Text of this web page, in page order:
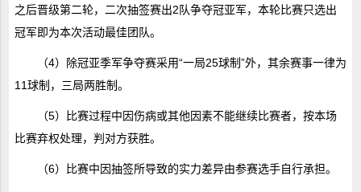
之后晋级第二轮，二次抽签赛出2队争夺冠亚军，本轮比赛只选出
冠军即为本次活动最佳团队。
（4）除冠亚季军争夺赛采用“一局25球制”外，其余赛事一律为
11球制，三局两胜制。
（5）比赛过程中因伤病或其他因素不能继续比赛者，按本场
比赛弃权处理，判对方获胜。
（6）比赛中因抽签所导致的实力差异由参赛选手自行承担。